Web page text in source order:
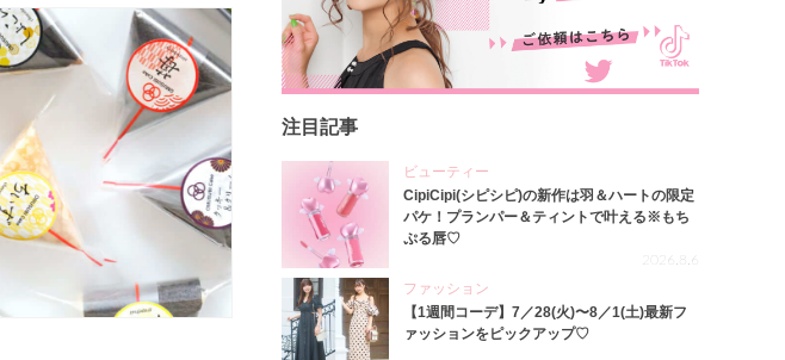
注目記事
ビューティー
CipiCipi(シピシピ)の新作は羽＆ハートの限定
パケ！プランパー＆ティントで叶える※もち
ぷる唇♡
2026.8.6
ファッション
【1週間コーデ】7／28(火)〜8／1(土)最新フ
ァッションをピックアップ♡